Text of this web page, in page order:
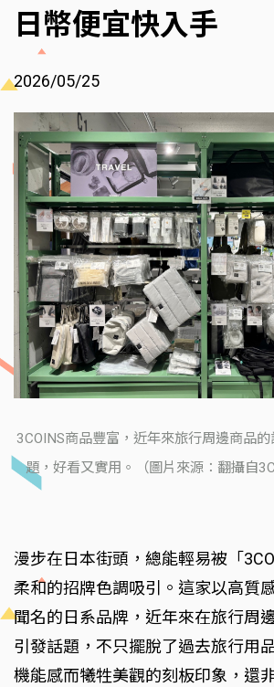
日幣便宜快入手
2026/05/25
3COINS商品豐富，近年來旅行周邊商品
題，好看又實用。（圖片來源：翻攝自
漫步在日本街頭，總能輕易被「
柔和的招牌色調吸引。這家以高質
聞名的日系品牌，近年來在旅行周
引發話題，不只擺脫了過去旅行用
機能感而犧牲美觀的刻板印象，還